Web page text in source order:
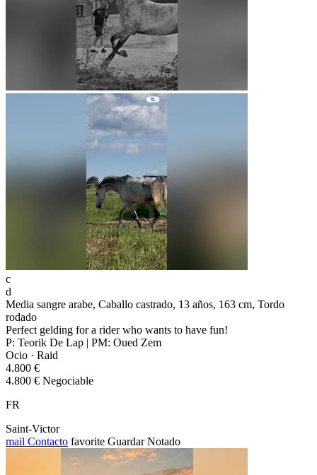
c
d
Media sangre arabe, Caballo castrado, 13 años, 163 cm, Tordo
rodado
Perfect gelding for a rider who wants to have fun!
P: Teorik De Lap | PM: Oued Zem
Ocio · Raid
4.800 €
4.800 € Negociable
FR
Saint-Victor
mail Contacto favorite Guardar Notado